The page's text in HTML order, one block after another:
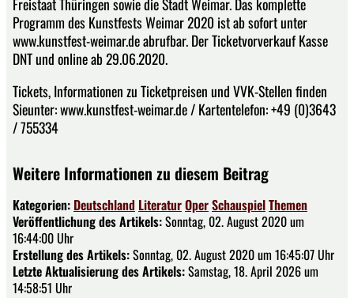
Freistaat Thüringen sowie die Stadt Weimar. Das komplette
Programm des Kunstfests Weimar 2020 ist ab sofort unter
www.kunstfest-weimar.de abrufbar. Der Ticketvorverkauf Kasse
DNT und online ab 29.06.2020.
Tickets, Informationen zu Ticketpreisen und VVK-Stellen finden
Sieunter: www.kunstfest-weimar.de / Kartentelefon: +49 (0)3643
/ 755334
Weitere Informationen zu diesem Beitrag
Kategorien: Deutschland LiteraturOperSchauspielThemen
Veröffentlichung des Artikels:Sonntag, 02. August 2020 um
16:44:00 Uhr
Erstellung des Artikels:Sonntag, 02. August 2020 um 16:45:07 Uhr
Letzte Aktualisierung des Artikels:Samstag, 18. April 2026 um
14:58:51 Uhr